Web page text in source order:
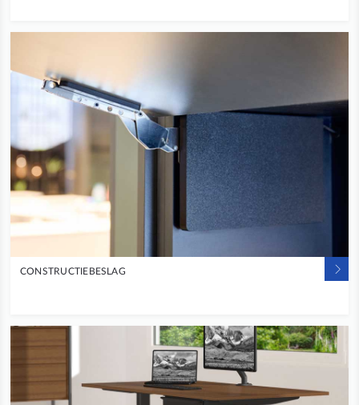
CONSTRUCTIEBESLAG